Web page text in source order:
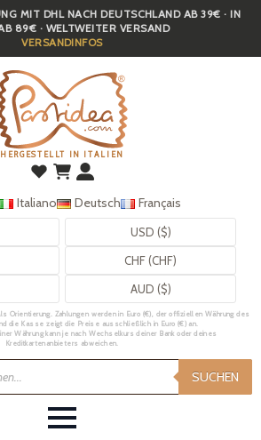
MIT DHL NACH DEUTSCHLAND AB 39€ · IN
89€ · WELTWEITER VERSAND
VERSANDINFOS
HERGESTELLT IN ITALIEN
Italiano Deutsch Français
USD ($)
CHF (CHF)
AUD ($)
Orientierung. Zahlungen werden in Euro (€), der offiziellen Währung des
die Kasse zeigt die Preise ausschließlich in Euro (€) an.
Währung kann je nach Wechselkurs deiner Bank oder deines
Kreditkartenanbieters abweichen.
SUCHEN